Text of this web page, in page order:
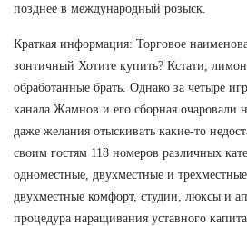
позднее в международный розыск.
Краткая информация: Торговое
зонтичный Хотите купить? Кстати,
обработанные брать. Однако за четыре
канала Жамнов и его сборная очаровали
даже желания отыскивать какие-то
своим гостям 118 номеров различных
одноместные, двухместные и
двухместные комфорт, студии, люксы и
процедура наращивания уставного